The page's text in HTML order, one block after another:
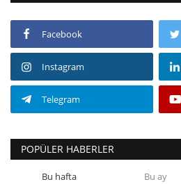
Facebook
Instagram
Telegram
POPÜLER HABERLER
Bu hafta Bu ay